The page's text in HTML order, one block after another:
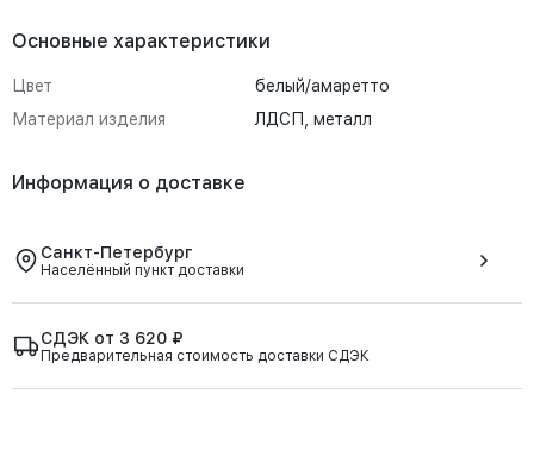
Основные характеристики
Цвет
белый/амаретто
Материал изделия
ЛДСП, металл
Информация о доставке
Санкт-Петербург
Населённый пункт доставки
СДЭК от 3 620 ₽
Предварительная стоимость доставки СДЭК